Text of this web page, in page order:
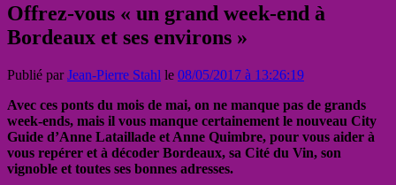
Offrez-vous « un grand week-end à
Bordeaux et ses environs »
Publié parJean-Pierre Stahl le 08/05/2017 à 13:26:19
Avec ces ponts du mois de mai, on ne manque pas de grands
week-ends, mais il vous manque certainement le nouveau City
Guide d’Anne Lataillade et Anne Quimbre, pour vous aider à
vous repérer et à décoder Bordeaux, sa Cité du Vin, son
vignoble et toutes ses bonnes adresses.